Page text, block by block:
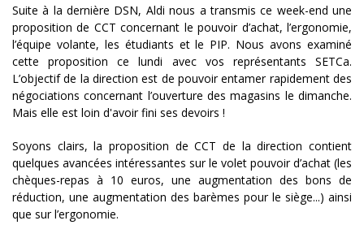
Suite à la dernière DSN, Aldi nous a transmis ce week-end une
proposition de CCT concernant le pouvoir d’achat, l’ergonomie,
l’équipe volante, les étudiants et le PIP. Nous avons examiné
cette proposition ce lundi avec vos représentants SETCa.
L’objectif de la direction est de pouvoir entamer rapidement des
négociations concernant l’ouverture des magasins le dimanche.
Mais elle est loin d'avoir fini ses devoirs !
Soyons clairs, la proposition de CCT de la direction contient
quelques avancées intéressantes sur le volet pouvoir d’achat (les
chèques-repas à 10 euros, une augmentation des bons de
réduction, une augmentation des barèmes pour le siège...) ainsi
que sur l’ergonomie.